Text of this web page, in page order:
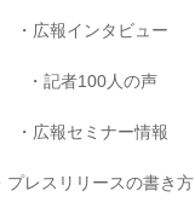
広報インタビュー
記者100人の声
広報セミナー情報
プレスリリースの書き方